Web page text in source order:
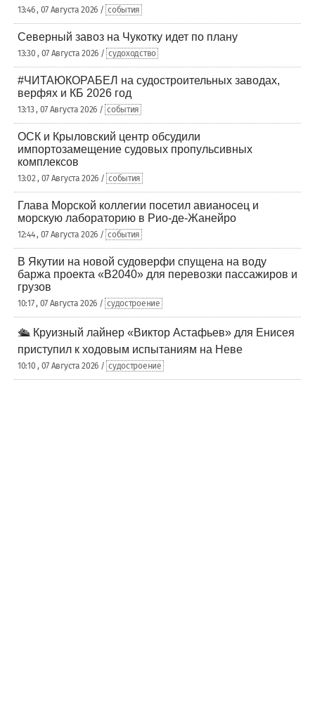
13:46 , 07 Августа 2026 / события
Северный завоз на Чукотку идет по плану
13:30 , 07 Августа 2026 / судоходство
#ЧИТАЮКОРАБЕЛ на судостроительных заводах,
верфях и КБ 2026 год
13:13 , 07 Августа 2026 / события
ОСК и Крыловский центр обсудили
импортозамещение судовых пропульсивных
комплексов
13:02 , 07 Августа 2026 / события
Глава Морской коллегии посетил авианосец и
морскую лабораторию в Рио-де-Жанейро
12:44 , 07 Августа 2026 / события
В Якутии на новой судоверфи спущена на воду
баржа проекта «В2040» для перевозки пассажиров и
грузов
10:17 , 07 Августа 2026 / судостроение
🛳️ Круизный лайнер «Виктор Астафьев» для Енисея
приступил к ходовым испытаниям на Неве
10:10 , 07 Августа 2026 / судостроение